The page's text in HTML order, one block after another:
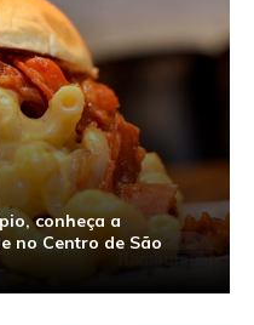
conheça a
no Centro de São